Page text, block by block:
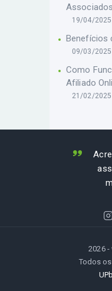
Associados
19/04/2025
Benefícios
09/03/2025
Como
Afiliado
21/02/2025
2026
Todos